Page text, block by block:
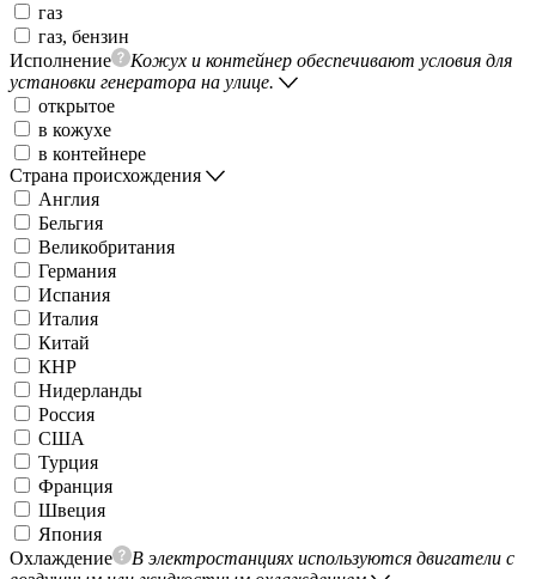
газ
газ, бензин
Исполнение
Кожух и контейнер обеспечивают условия для
установки генератора на улице.
открытое
в кожухе
в контейнере
Страна происхождения
Англия
Бельгия
Великобритания
Германия
Испания
Италия
Китай
КНР
Нидерланды
Россия
США
Турция
Франция
Швеция
Япония
Охлаждение
В электростанциях используются двигатели с